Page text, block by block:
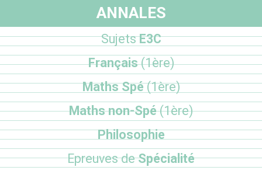
ANNALES
SujetsE3C
Français(1ère)
Maths Spé(1ère)
Maths non-Spé(1ère)
Philosophie
Epreuves deSpécialité